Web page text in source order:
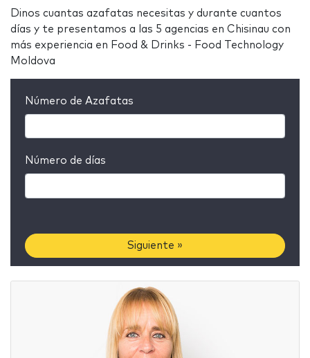
Dinos cuantas azafatas necesitas y durante cuantos
días y te presentamos a las 5 agencias en Chisinau con
más experiencia en Food & Drinks - Food Technology
Moldova
Número de Azafatas
Número de días
Siguiente »